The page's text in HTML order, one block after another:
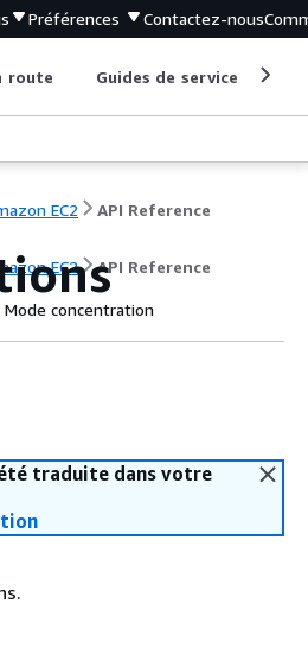
Préférences Contactez-nous
route Guides de service
EC2 API Reference
EC2 API Reference
Mode concentration
traduite dans votre